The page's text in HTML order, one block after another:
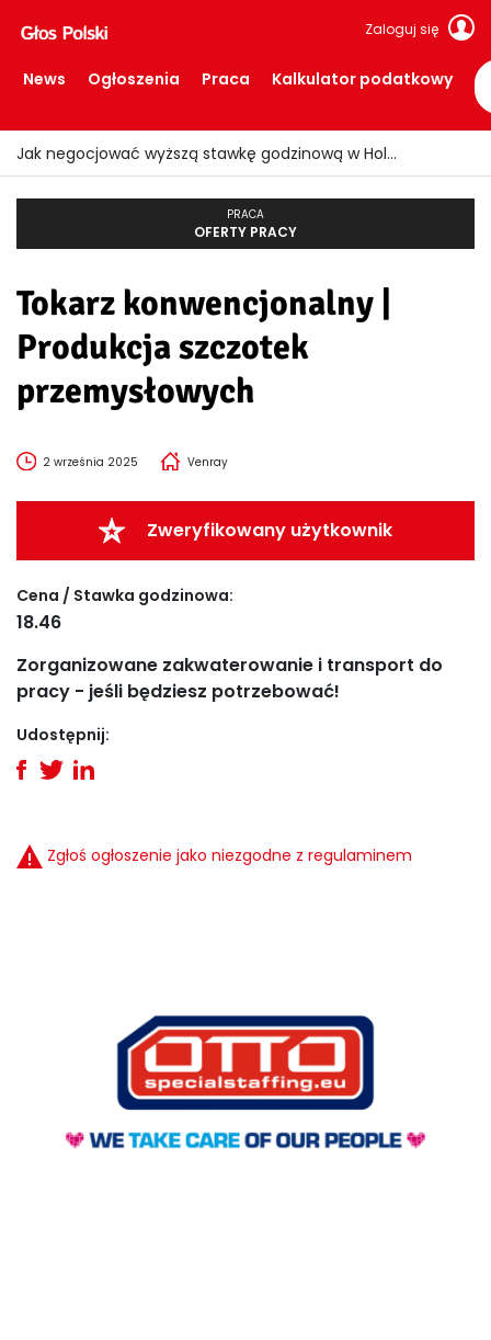
Zaloguj się
News Ogłoszenia Praca Kalkulator podatkowy
Jak negocjować wyższą stawkę godzinową w Holandii?
PRACA
OFERTY PRACY
Tokarz konwencjonalny |
Produkcja szczotek
przemysłowych
2 września 2025 Venray
Zweryfikowany użytkownik
Cena / Stawka godzinowa:
18.46
Zorganizowane zakwaterowanie i transport do
pracy - jeśli będziesz potrzebować!
Udostępnij:
Zgłoś ogłoszenie jako niezgodne z regulaminem